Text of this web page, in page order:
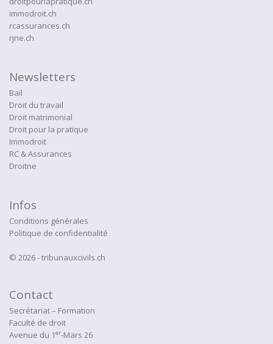
immodroit.ch
rcassurances.ch
rjne.ch
Newsletters
Bail
Droit du travail
Droit matrimonial
Droit pour la pratique
Immodroit
RC & Assurances
Droitne
Infos
Conditions générales
Politique de confidentialité
© 2026 - tribunauxcivils.ch
Contact
Secrétariat – Formation
Faculté de droit
Avenue du 1er-Mars 26